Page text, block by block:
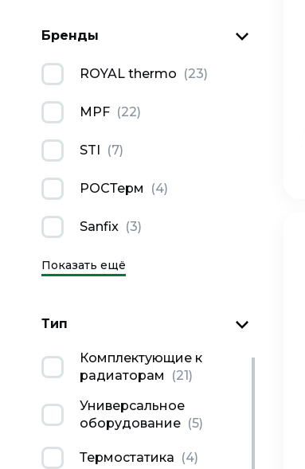
Бренды
ROYAL thermo (23)
MPF (22)
STI (7)
РОСТерм (4)
Sanfix (3)
Показать ещё
Тип
Комплектующие к
радиаторам
(21)
Универсальное
оборудование (5)
Термостатика (4)